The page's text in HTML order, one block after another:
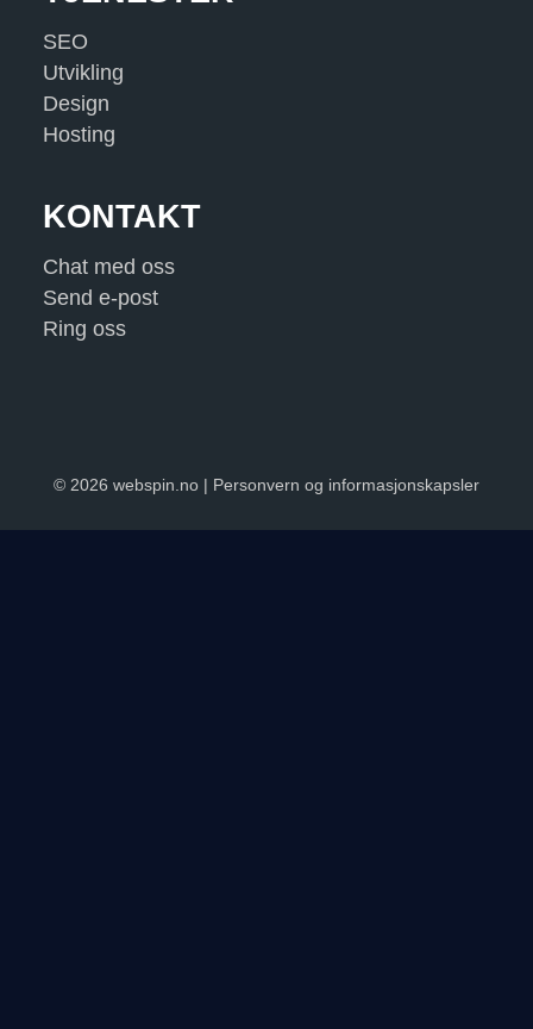
SEO
Utvikling
Design
Hosting
KONTAKT
Chat med oss
Send e-post
Ring oss
© 2026 webspin.no | Personvern og informasjonskapsler